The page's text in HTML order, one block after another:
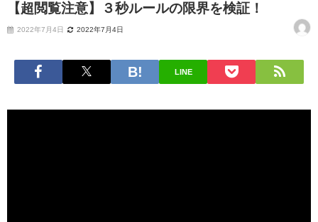
【超閲覧注意】３秒ルールの限界を検証！
2022年7月4日 2022年7月4日
LINE